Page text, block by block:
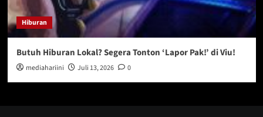
Hiburan
Butuh Hiburan Lokal? Segera Tonton ‘Lapor Pak!’ di Viu!
mediahariini Juli 13, 2026 0